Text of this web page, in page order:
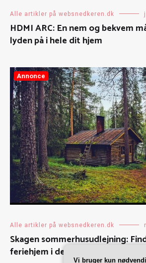
Alle artikler på websnedkeren.dk
HDMI ARC: En nem og bekvem
lyden på i hele dit hjem
Annonce
Alle artikler på websnedkeren.dk
Skagen sommerhusudlejning:
feriehjem i det charmerende
Vi bruger kun